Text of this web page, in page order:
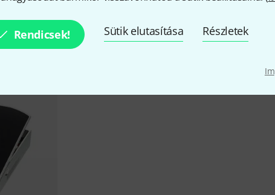
Rendicsek! Sütik elutasítása Részletek
Ernie Ball akciói